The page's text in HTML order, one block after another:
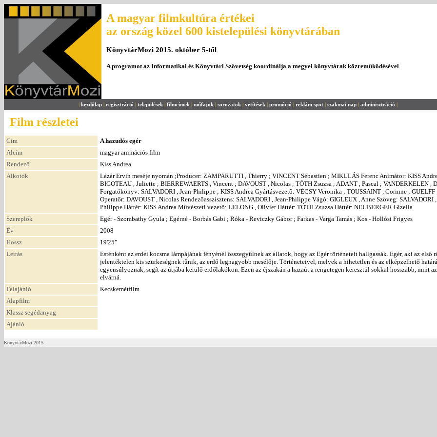
A magyar filmkultúra értékei
az ország közel 600 kistelepülési könyvtárában
KönyvtárMozi 2015. október 5-től
A programot az Informatikai és Könyvtári Szövetség koordinálja a megyei könyvtárak közreműködésével
| kezdőlap | regisztráció | települések | filmcímek | műfajok | sorozatok | vetítések | promóció | reklám spot | szakmai nap | adminisztráció |
Film részletei
Cím
A hazudós egér
Alcím
magyar animációs film
Rendező
Kiss Andrea
Alkotók
Lázár Ervin meséje nyomán ;Producer: ZAMPARUTTI , Thierry ; VINCENT Sébastien ; MIKULÁS Ferenc Animátor: KISS
BIGOTEAU , Juliette ; BIERREWAERTS , Vincent ; DAVOUST , Nicolas ; TÓTH Zsuzsa ; ADANT , Pascal ; VANDERKELEN ,
Forgatókönyv: SALVADORI , Jean-Philippe ; KISS Andrea Gyártásvezető: VÉCSY Veronika ; TOUSSAINT , Corinne ;
Operatőr: DAVOUST , Nicolas Rendezőasszisztens: SALVADORI , Jean-Philippe Vágó: GIGLEUX , Anne Szöveg: SALVADORI ,
Philippe Háttér: KISS Andrea Művészeti vezető: LELONG , Olivier Háttér: TÓTH Zsuzsa Háttér: NEUBERGER Gizella
Szereplők
Egér - Szombathy Gyula ; Egérné - Borbás Gabi ; Róka - Reviczky Gábor ; Farkas - Varga Tamás ; Kos - Hollósi Frigyes
Év
2008
Hossz
19'25"
Leírás
Esténként az erdei kocsma lámpájának fényénél összegyűlnek az állatok, hogy az Egér történeteit hallgassák. Egér, aki az első
jelentéktelen kis szürkeségnek tűnik, az erdő legnagyobb mesélője. Történeteivel, melyek a hihetetlen és az elképzelhető
egyensúlyoznak, segít az útjába kerülő erdőlakókon. Ezen az éjszakán a hazaút a rengetegen keresztül sokkal hosszabb, mint
elvárná.
Felajánló
Kecskemétfilm
Alapfilm
Klassz segédanyag
Ajánló
KönyvtárMozi 2015